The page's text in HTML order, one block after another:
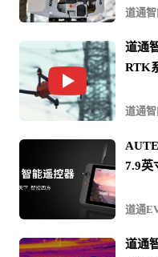
道通智
道通
RTK
道通智
7.9英
道通
道通